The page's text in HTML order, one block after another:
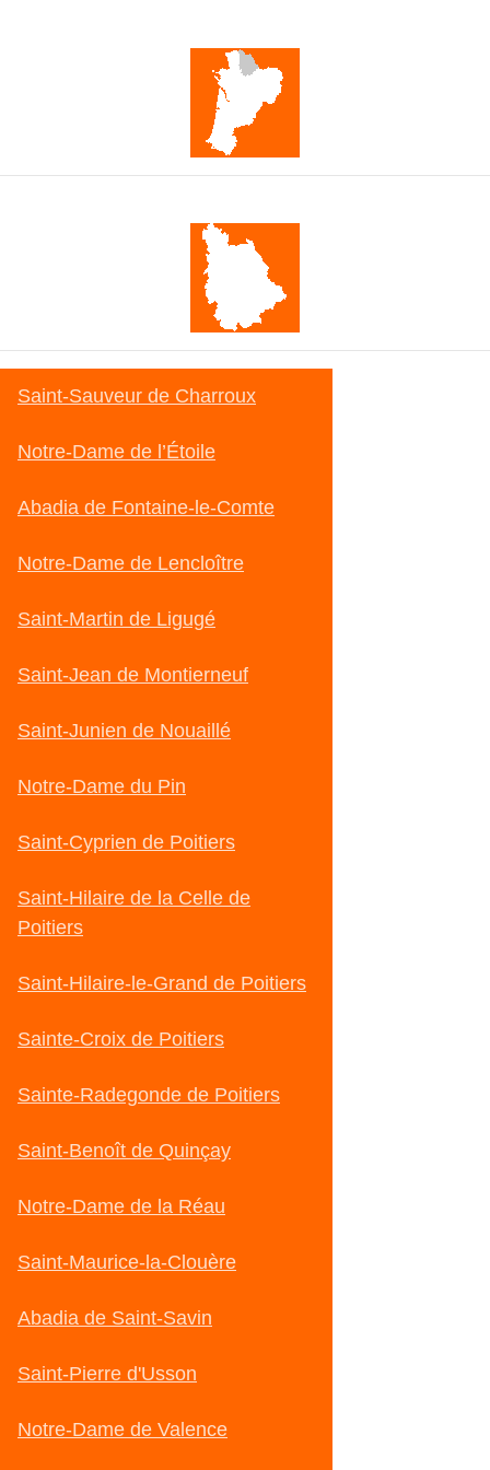
Saint-Sauveur de Charroux
Notre-Dame de l’Étoile
Abadia de Fontaine-le-Comte
Notre-Dame de Lencloître
Saint-Martin de Ligugé
Saint-Jean de Montierneuf
Saint-Junien de Nouaillé
Notre-Dame du Pin
Saint-Cyprien de Poitiers
Saint-Hilaire de la Celle de
Poitiers
Saint-Hilaire-le-Grand de Poitiers
Sainte-Croix de Poitiers
Sainte-Radegonde de Poitiers
Saint-Benoît de Quinçay
Notre-Dame de la Réau
Saint-Maurice-la-Clouère
Abadia de Saint-Savin
Saint-Pierre d'Usson
Notre-Dame de Valence